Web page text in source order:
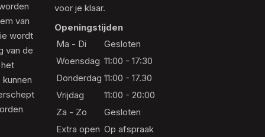
van
wordt
van de
voor je klaar.
Openingstijden
Ma - Di
Gesloten
Woensdag 11:00 - 17:30
Donderdag 11:00 - 17.30
Vrijdag
11:00 - 20:00
Za - Zo
Gesloten
Extra open Op afspraak